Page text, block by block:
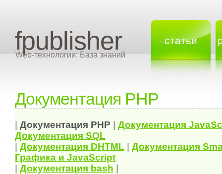
fpublisher
Web-технологии: База знаний
статьи
Документация PHP
Документация PHP Документация
Документация SQL
Документация DHTML
Документация
Графика и JavaScript
Документация bash